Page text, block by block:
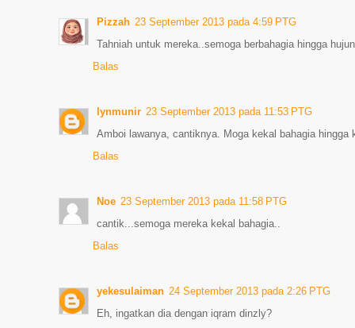
Pizzah 23 September 2013 pada 4:59 PTG
Tahniah untuk mereka..semoga berbahagia hingga
Balas
lynmunir 23 September 2013 pada 11:53 PTG
Amboi lawanya, cantiknya. Moga kekal bahagia hingga
Balas
Noe 23 September 2013 pada 11:58 PTG
cantik...semoga mereka kekal bahagia..
Balas
yekesulaiman 24 September 2013 pada 2:26 PTG
Eh, ingatkan dia dengan iqram dinzly?